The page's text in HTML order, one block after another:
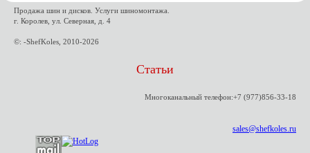
Продажа шин и дисков. Услуги шиномонтажа.
г. Королев, ул. Северная, д. 4
©: -ShefKoles, 2010-2026
Статьи
Многоканальный телефон:+7 (977)856-33-18
sales@shefkoles.ru